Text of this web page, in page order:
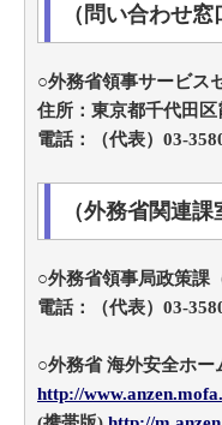
（問い合わせ窓
○外務省領事サービス
住所：東京都千代田区
電話：（代表）03-
（外務省関連課
○外務省領事局政策課
電話：（代表）03-
○外務省 海外安全ホー
http://